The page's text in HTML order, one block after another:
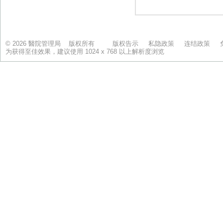
© 2026 醫院管理局 版权所有 版权告示 私隐政策 连结政策
为获得至佳效果，建议使用 1024 x 768 以上解析度浏览